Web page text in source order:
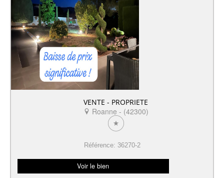
VENTE - PROPRIETE
Roanne - (42300)
Référence: 36270-2
Voir le bien